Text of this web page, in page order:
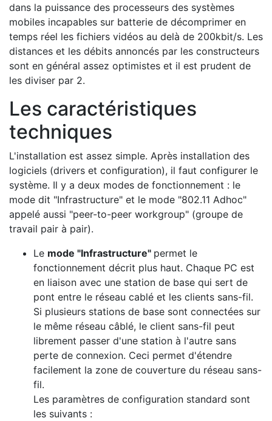
dans la puissance des processeurs des systèmes
mobiles incapables sur batterie de décomprimer en
temps réel les fichiers vidéos au delà de 200kbit/s. Les
distances et les débits annoncés par les constructeurs
sont en général assez optimistes et il est prudent de
les diviser par 2.
Les caractéristiques
techniques
L'installation est assez simple. Après installation des
logiciels (drivers et configuration), il faut configurer le
système. Il y a deux modes de fonctionnement : le
mode dit "Infrastructure" et le mode "802.11 Adhoc"
appelé aussi "peer-to-peer workgroup" (groupe de
travail pair à pair).
Le mode "Infrastructure" permet le
fonctionnement décrit plus haut. Chaque PC est
en liaison avec une station de base qui sert de
pont entre le réseau cablé et les clients sans-fil.
Si plusieurs stations de base sont connectées sur
le même réseau câblé, le client sans-fil peut
librement passer d'une station à l'autre sans
perte de connexion. Ceci permet d'étendre
facilement la zone de couverture du réseau sans-
fil.
Les paramètres de configuration standard sont
les suivants :